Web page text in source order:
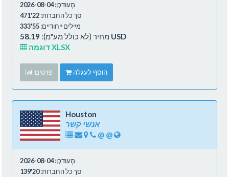
מְעוּדכָּן:2026-08-04
סך כל החברות:22'471
מיילים ייחודיים:55'333
מחיר (לא כולל מע"מ): 58.19 USD
דוגמה XLSX
פרטים הוסף לעגלה
Houston
אנשי קשר
@ @
מְעוּדכָּן:2026-08-04
סך כל החברות:20'139